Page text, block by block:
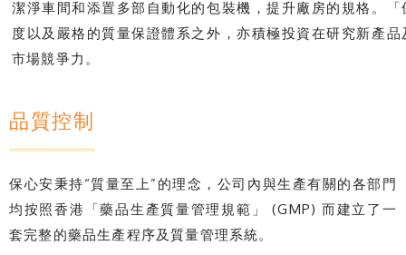
潔淨車間和添置多部自動化的包裝機，提升廠房的規格。
度以及嚴格的質量保證體系之外，亦積極投資在研究新產
市場競爭力。
品質控制
保心安秉持“質量至上”的理念，公司內與生產有關的各部門
均按照香港「藥品生產質量管理規範」 (GMP) 而建立了一
套完整的藥品生產程序及質量管理系統。